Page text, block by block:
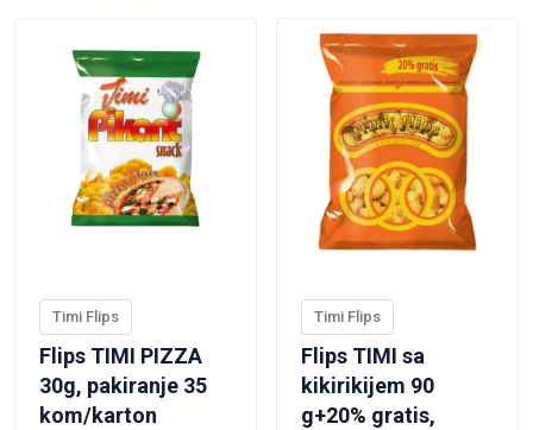
Timi Flips
Flips TIMI PIZZA
30g, pakiranje 35
kom/karton
Timi Flips
Flips TIMI sa
kikirikijem 90
g+20% gratis,